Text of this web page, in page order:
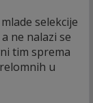
selekcije
ne nalazi se
tim sprema
u